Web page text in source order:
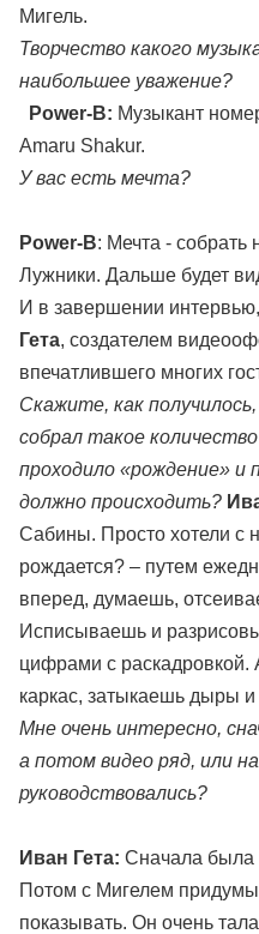
Мигель.
Творчество какого
наибольшее уважение?
Power-B: Музыкант
Amaru Shakur.
У вас есть мечта?
Power-B: Мечта - собрать
Лужники. Дальше будет
И в завершении
Гета, создателем
впечатлившего многих
Скажите, как
собрал такое
проходило «рождение» и
должно происходить?
Сабины. Просто хотели с
рождается? – путем
вперед, думаешь,
Исписываешь и
цифрами с раскадровкой.
каркас, затыкаешь дыры
Мне очень интересно,
а потом видео ряд, или
руководствовались?
Иван Гета: Сначала была
Потом с Мигелем
показывать. Он очень